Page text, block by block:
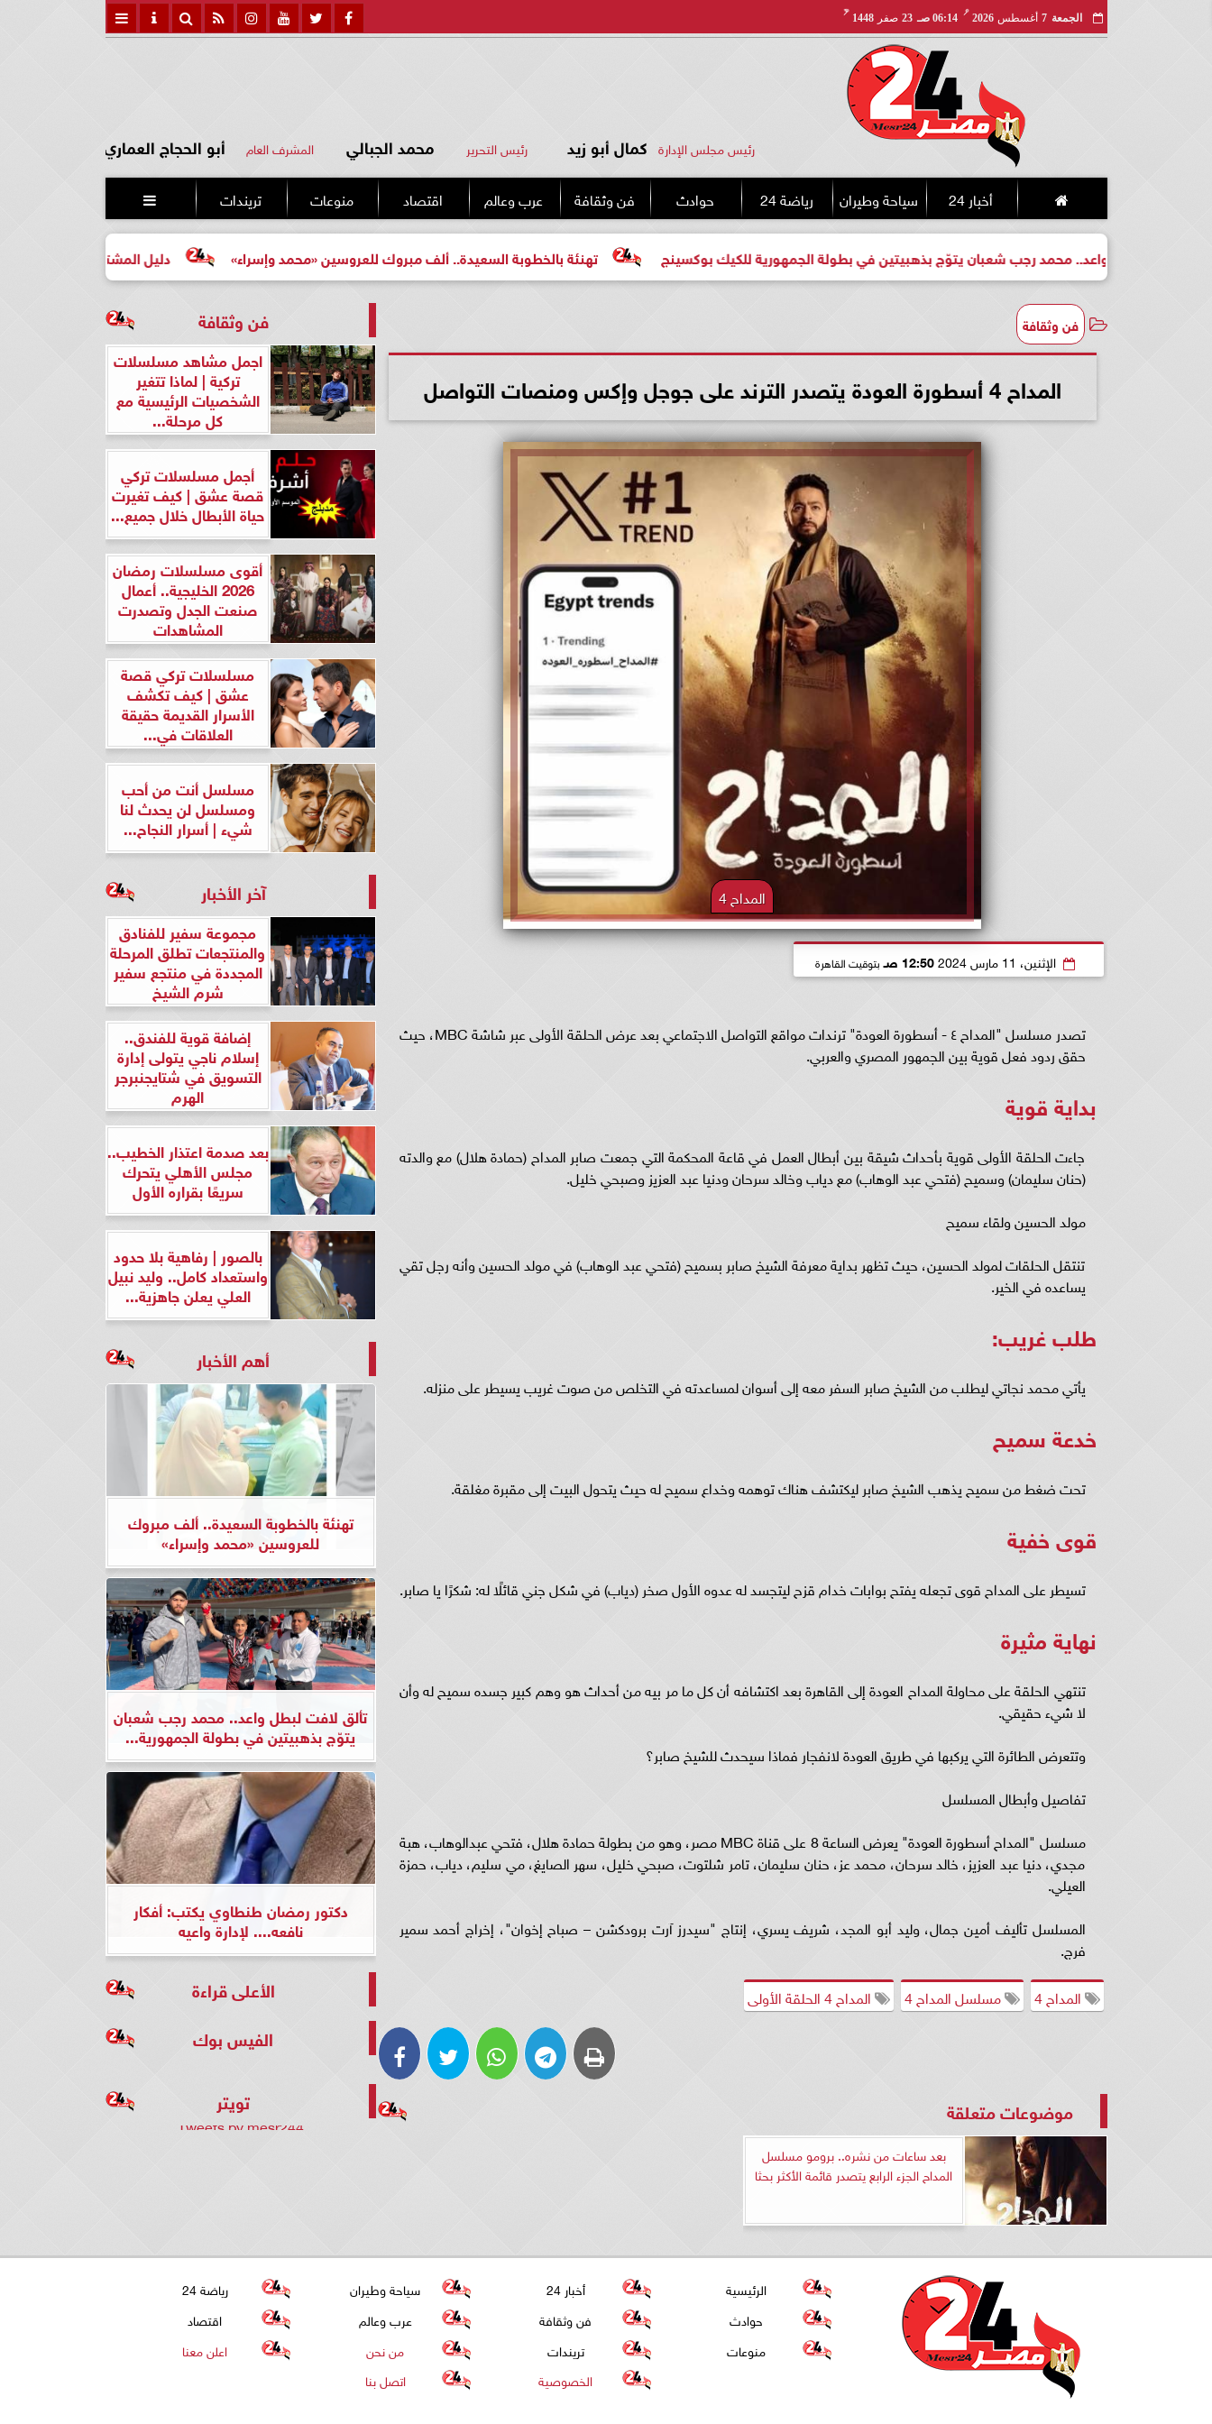
الجمعة 7 أغسطس 2026
مـ
06:14 صـ 23 صفر 1448
هـ
رئيس مجلس الإدارة كمال أبو زيد رئيس التحرير محمد الجبالي المشرف العام أبو الحجاج العماري
أخبار 24 سياحة وطيران رياضة 24 حوادث فن وثقافة عرب وعالم اقتصاد منوعات تريندات 
دليل المشتري لأول مرة لاختيار تهنئة بالخطوبة السعيدة.. ألف مبروك للعروسين «محمد وإسراء» لبطل واعد.. محمد رجب شعبان يتوّج بذهبيتين في بطولة الجمهورية للكيك بوكسينج
فن وثقافة
المداح 4 أسطورة العودة يتصدر الترند على جوجل وإكس ومنصات التواصل
المداح 4
الإثنين، 11 مارس 2024 12:50 صـ بتوقيت القاهرة
تصدر مسلسل "المداح ٤ - أسطورة العودة" ترندات مواقع التواصل الاجتماعي بعد عرض الحلقة الأولى عبر شاشة MBC، حيث
حقق ردود فعل قوية بين الجمهور المصري والعربي.
بداية قوية
جاءت الحلقة الأولى قوية بأحداث شيقة بين أبطال العمل في قاعة المحكمة التي جمعت صابر المداح (حمادة هلال) مع والدته
(حنان سليمان) وسميح (فتحي عبد الوهاب) مع دياب وخالد سرحان ودنيا عبد العزيز وصبحي خليل.
مولد الحسين ولقاء سميح
تنتقل الحلقات لمولد الحسين، حيث تظهر بداية معرفة الشيخ صابر بسميح (فتحي عبد الوهاب) في مولد الحسين وأنه رجل تقي
يساعده في الخير.
طلب غريب:
يأتي محمد نجاتي ليطلب من الشيخ صابر السفر معه إلى أسوان لمساعدته في التخلص من صوت غريب يسيطر على منزله.
خدعة سميح
تحت ضغط من سميح يذهب الشيخ صابر ليكتشف هناك توهمه وخداع سميح له حيث يتحول البيت إلى مقبرة مغلقة.
قوى خفية
تسيطر على المداح قوى تجعله يفتح بوابات خدام قزح ليتجسد له عدوه الأول صخر (دياب) في شكل جني قائلًا له: شكرًا يا صابر.
نهاية مثيرة
تنتهي الحلقة على محاولة المداح العودة إلى القاهرة بعد اكتشافه أن كل ما مر بيه من أحداث هو وهم كبير جسده سميح له وأن
لا شيء حقيقي.
وتتعرض الطائرة التي يركبها في طريق العودة لانفجار فماذا سيحدث للشيخ صابر؟
تفاصيل وأبطال المسلسل
مسلسل "المداح أسطورة العودة" يعرض الساعة 8 على قناة MBC مصر، وهو من بطولة حمادة هلال، فتحي عبدالوهاب، هبة
مجدي، دنيا عبد العزيز، خالد سرحان، محمد عز، حنان سليمان، تامر شلتوت، صبحي خليل، سهر الصايغ، مي سليم، دياب، حمزة
العيلي.
المسلسل تأليف أمين جمال، وليد أبو المجد، شريف يسري، إنتاج "سيدرز آرت برودكشن – صباح إخوان"، إخراج أحمد سمير
فرج.
المداح 4
مسلسل المداح 4 المداح 4 الحلقة الأولى
موضوعات متعلقة
بعد ساعات من نشره.. برومو مسلسل
المداح الجزء الرابع يتصدر قائمة الأكثر بحثا
فن وثقافة
اجمل مشاهد مسلسلات
تركية | لماذا تتغير
الشخصيات الرئيسية مع
كل مرحلة...
أجمل مسلسلات تركي
قصة عشق | كيف تغيرت
حياة الأبطال خلال جميع...
أقوى مسلسلات رمضان
2026 الخليجية.. أعمال
صنعت الجدل وتصدرت
المشاهدات
مسلسلات تركي قصة
عشق | كيف تكشف
الأسرار القديمة حقيقة
العلاقات في...
مسلسل أنت من أحب
ومسلسل لن يحدث لنا
شيء | أسرار النجاح...
آخر الأخبار
مجموعة سفير للفنادق
والمنتجعات تطلق المرحلة
المجددة في منتجع سفير
شرم الشيخ
إضافة قوية للفندق..
إسلام ناجي يتولى إدارة
التسويق في شتايجنبرجر
الهرم
بعد صدمة اعتذار الخطيب..
مجلس الأهلي يتحرك
سريعًا بقراره الأول
بالصور | رفاهية بلا حدود
واستعداد كامل.. وليد نبيل
العلي يعلن جاهزية...
أهم الأخبار
تهنئة بالخطوبة السعيدة.. ألف مبروك
للعروسين «محمد وإسراء»
تألق لافت لبطل واعد.. محمد رجب شعبان
يتوّج بذهبيتين في بطولة الجمهورية...
دكتور رمضان طنطاوي يكتب: أفكار
نافعه.... لإدارة واعيه
الأعلى قراءة
الفيس بوك
تويتر
Tweets by mesr244
الرئيسية أخبار 24 سياحة وطيران
رياضة 24
حوادث
فن وثقافة عرب وعالم
اقتصاد
منوعات
تريندات من نحن
اعلن معنا
الخصوصية
اتصل بنا